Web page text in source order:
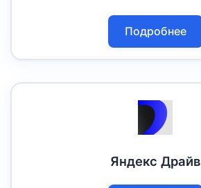
Подробнее
Яндекс Драйв